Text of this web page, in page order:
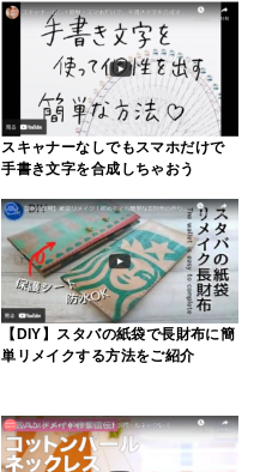
スキャナーなしでもスマホだけで
手書き文字を合成しちゃおう
【DIY】スタバの紙袋で長財布に簡
単リメイクする方法をご紹介